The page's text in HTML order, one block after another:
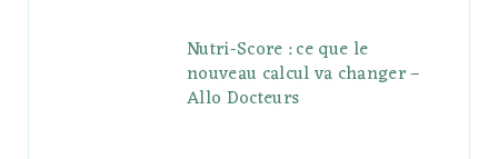
Nutri-Score : ce que le
nouveau calcul va changer –
Allo Docteurs